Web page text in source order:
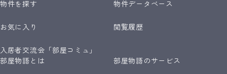
物件を探す 物件データベース
お気に入り 閲覧履歴
入居者交流会「部屋コミュ」
部屋物語とは
部屋物語のサービス